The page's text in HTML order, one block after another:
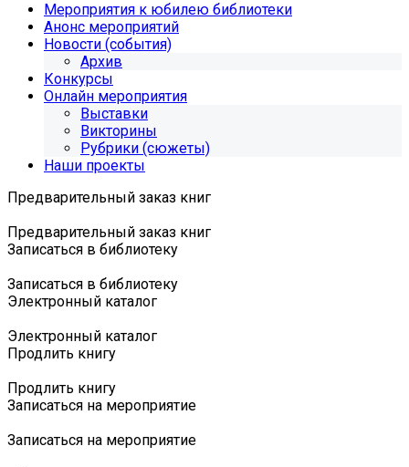
Мероприятия к юбилею библиотеки
Анонс мероприятий
Новости (события)
Архив
Конкурсы
Онлайн мероприятия
Выставки
Викторины
Рубрики (сюжеты)
Наши проекты
Предварительный заказ книг
Предварительный заказ книг
Записаться в библиотеку
Записаться в библиотеку
Электронный каталог
Электронный каталог
Продлить книгу
Продлить книгу
Записаться на мероприятие
Записаться на мероприятие